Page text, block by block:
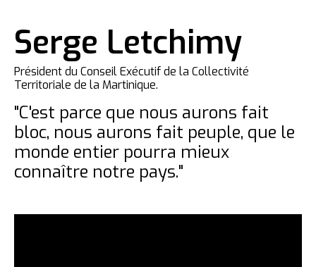
Serge Letchimy
Président du Conseil Exécutif de la Collectivité
Territoriale de la Martinique.
"C'est parce que nous aurons fait
bloc, nous aurons fait peuple, que le
monde entier pourra mieux
connaître notre pays."